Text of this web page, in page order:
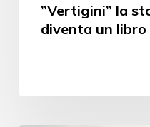
”Vertigini” la
diventa un libro